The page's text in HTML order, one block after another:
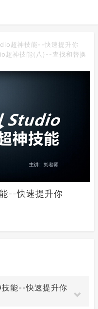
超神技能--快速提升你
超神技能(八)--查找和替换
--快速提升你
能--快速提升你